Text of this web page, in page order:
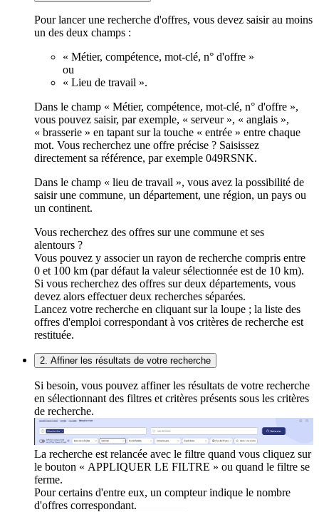
Pour lancer une recherche d'offres, vous devez saisir au moins
un des deux champs :
« Métier, compétence, mot-clé, n° d'offre »
ou
« Lieu de travail ».
Dans le champ « Métier, compétence, mot-clé, n° d'offre »,
vous pouvez saisir, par exemple, « serveur », « anglais »,
« brasserie » en tapant sur la touche « entrée » entre chaque
mot. Vous recherchez une offre précise ? Saisissez
directement sa référence, par exemple 049RSNK.
Dans le champ « lieu de travail », vous avez la possibilité de
saisir une commune, un département, une région, un pays ou
un continent.
Vous recherchez des offres sur une commune et ses
alentours ?
Vous pouvez y associer un rayon de recherche compris entre
0 et 100 km (par défaut la valeur sélectionnée est de 10 km).
Si vous recherchez des offres sur deux départements, vous
devez alors effectuer deux recherches séparées.
Lancez votre recherche en cliquant sur la loupe ; la liste des
offres d'emploi correspondant à vos critères de recherche est
restituée.
2. Affiner les résultats de votre recherche
Si besoin, vous pouvez affiner les résultats de votre recherche
en sélectionnant des filtres et critères présents sous les critères
de recherche.
La recherche est relancée avec le filtre quand vous cliquez sur
le bouton « APPLIQUER LE FILTRE » ou quand le filtre se
ferme.
Pour certains d'entre eux, un compteur indique le nombre
d'offres correspondant.